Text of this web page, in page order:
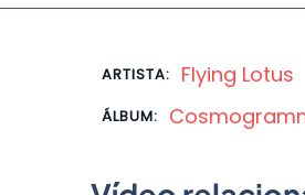
navegação
ARTISTA: Flying Lotus
ÁLBUM: